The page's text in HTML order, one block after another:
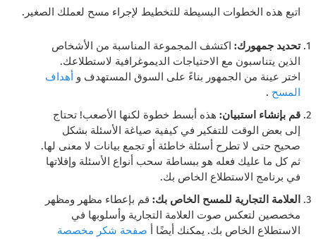
اتبع هذه الخطوات البسيطة للتخطيط لإجراء مسح لعملك الصغير.
تحديد جمهورك: اكتشف المجموعة المناسبة من الأشخاص
الذين يتناسبون مع الاحتياجات الديموغرافية لاستطلاعك.
اختر عينة من الجمهور بناءً على السوق المستهدف و أهداف
المسح .
قم بإنشاء استبيان: هذه أبسط خطوة لكنها الأصعب! تحتاج
إلى بعض الوقت للتفكير في كيفية صياغة الأسئلة بشكل
صحيح حتى لا تطرح أسئلة خاطئة أو تجمع بيانات لا معنى لها.
ثم كل ما عليك فعله هو ببساطة سحب أنواع الأسئلة وإفلاتها
في برنامج الاستطلاع الخاص بك.
العلامة التجارية للمسح الخاص بك: قم بإعطاء مظهر ومظهر
مخصصين لتعكس صوت العلامة التجارية وأسلوبها في
الاستطلاع الخاص بك. يمكنك أيضًا أ صفحة شكر مخصصة